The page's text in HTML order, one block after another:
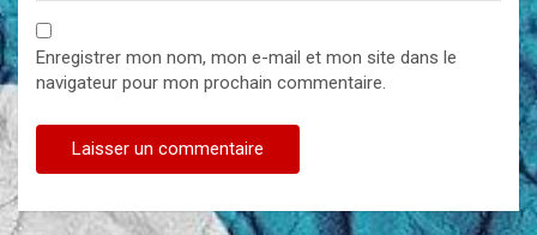
Enregistrer mon nom, mon e-mail et mon site dans le
navigateur pour mon prochain commentaire.